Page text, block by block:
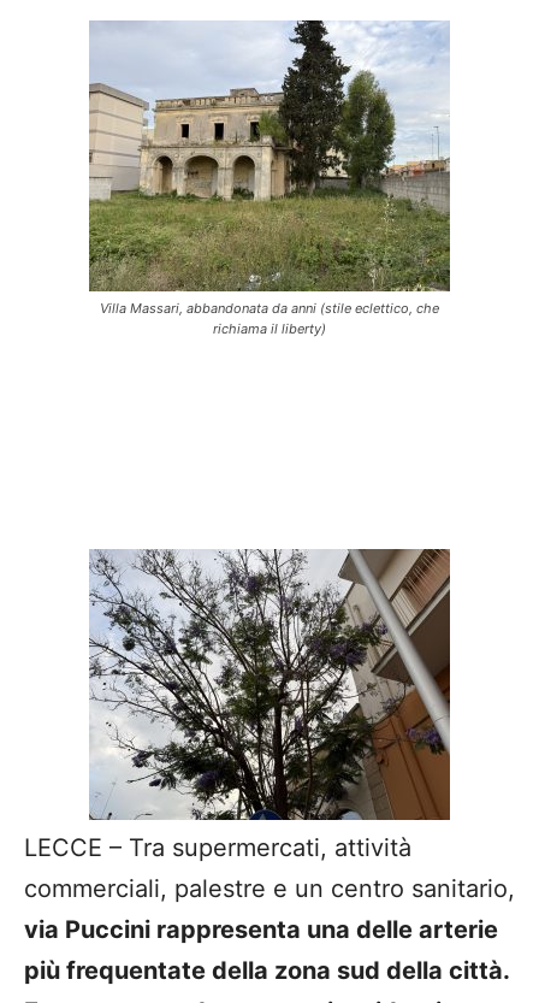
Villa Massari, abbandonata da anni (stile eclettico, che
richiama il liberty)
LECCE – Tra supermercati, attività
commerciali, palestre e un centro sanitario,
via Puccini rappresenta una delle arterie
più frequentate della zona sud della città.